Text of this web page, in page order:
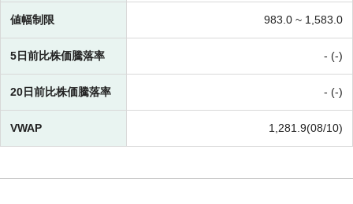
値幅制限 983.0 ~ 1,583.0
5日前比株価騰落率 - (-)
20日前比株価騰落率 - (-)
VWAP 1,281.9(08/10)